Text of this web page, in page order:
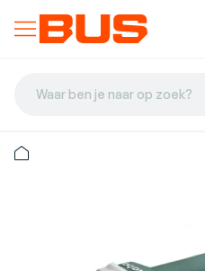
Waar ben je naar op zoek?